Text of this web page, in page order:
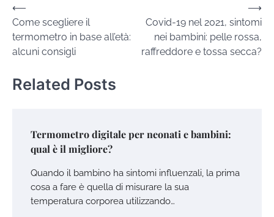
Navigazione
articoli
⟵
Come scegliere il
termometro in base all’età:
alcuni consigli
Covid-19 nel 2021, sintomi
nei bambini: pelle rossa,
raffreddore e tossa secca?
⟶
Related Posts
Termometro digitale per neonati e bambini:
qual è il migliore?
Quando il bambino ha sintomi influenzali, la prima
cosa a fare è quella di misurare la sua
temperatura corporea utilizzando…